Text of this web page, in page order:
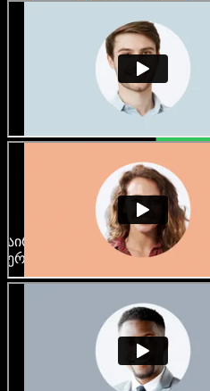
ბევრი ქალი
აირჩიე ასობით AI ხმა და
ერთმანეთს არ ჰგავდეს და